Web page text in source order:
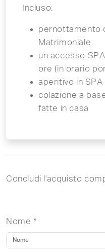
Incluso:
pernottamento
Matrimoniale
un accesso
ore (in orario
aperitivo in SPA
colazione a
fatte in casa
Concludi l'acquisto
Nome *